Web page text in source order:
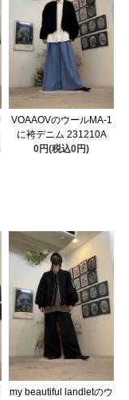
VOAAOVのウールMA-1
に袴デニム 231210A
0円(税込0円)
my beautiful landletのウ